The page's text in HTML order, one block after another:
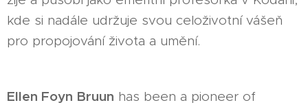
kde si nadále udržuje svou celoživotní vášeň
pro propojování života a umění.
Ellen Foyn Bruun has been a pioneer of